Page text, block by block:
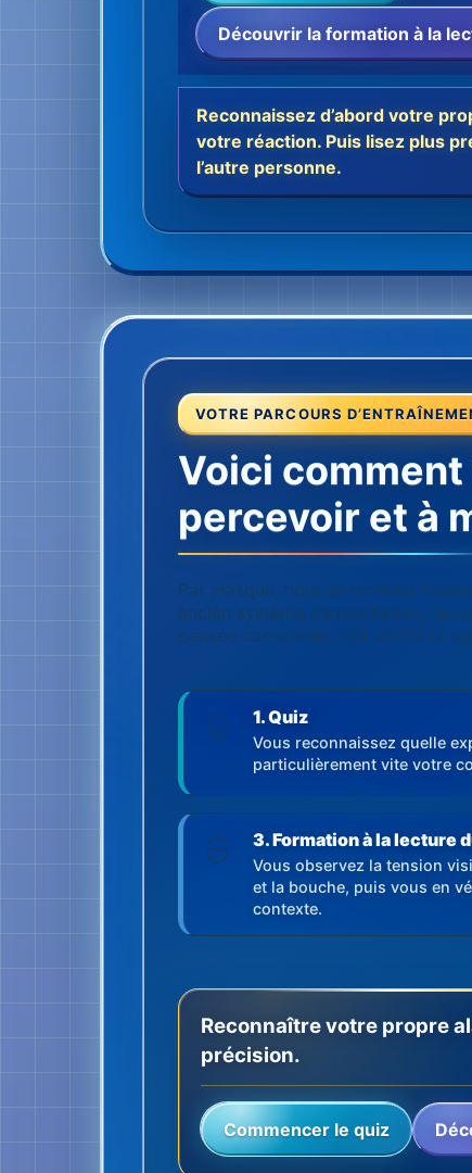
Découvrir la formation à la
Reconnaissez d’abord votre
votre réaction. Puis lisez plus
l’autre personne.
VOTRE PARCOURS
Voici
percevoir et à
Par masque, nous entendons
ancien système d’exploitation,
pensée consciente n’ait vérifié la
1. Quiz
Vous reconnaissez quelle
particulièrement vite votre
3. Formation à la lecture
Vous observez la tension
et la bouche, puis vous en
contexte.
Reconnaître votre propre
précision.
Commencer le quiz